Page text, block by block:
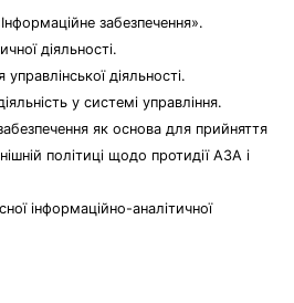
забезпечення».
діяльності.
діяльності.
у системі управління.
як основа для прийняття
політиці щодо протидії АЗА і
інформаційно-аналітичної